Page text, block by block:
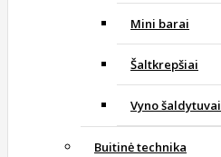
Mini barai
Šaltkrepšiai
Vyno šaldytuvai
Buitinė technika